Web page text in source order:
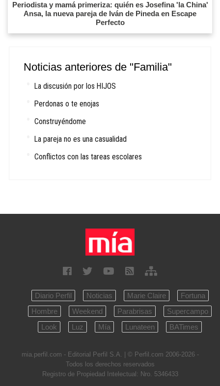
Periodista y mamá primeriza: quién es Josefina 'la China'
Ansa, la nueva pareja de Iván de Pineda en Escape
Perfecto
Noticias anteriores de "Familia"
La discusión por los HIJOS
Perdonas o te enojas
Construyéndome
La pareja no es una casualidad
Conflictos con las tareas escolares
Diario Perfil Noticias Marie Claire
Fortuna
Hombre
Weekend Parabrisas
Supercampo
Look
Luz Mía Lunateen BATimes
mia.perfil.com - Editorial Perfil S.A. | © Perfil.com 2006-2026 -
Todos los derechos reservados
Registro de Propiedad Intelectual: Nro. 5346433